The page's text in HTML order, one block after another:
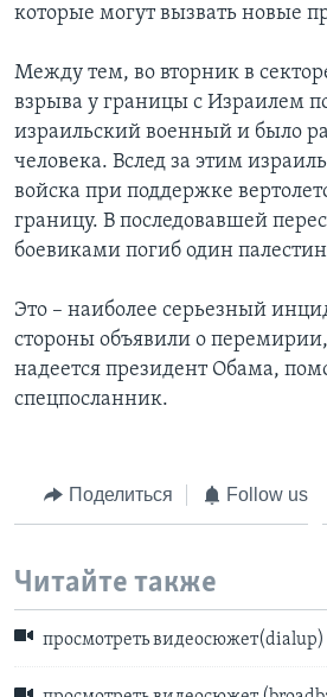
которые могут вызвать новые
Между тем, во вторник в
взрыва у границы с Израилем
израильский военный и было
человека. Вслед за этим
войска при поддержке
границу. В последовавшей
боевиками погиб один
Это – наиболее серьезный
стороны объявили о
надеется президент Обама,
спецпосланник.
Поделиться Follow us
Читайте также
просмотреть видеосюжет(dialup)